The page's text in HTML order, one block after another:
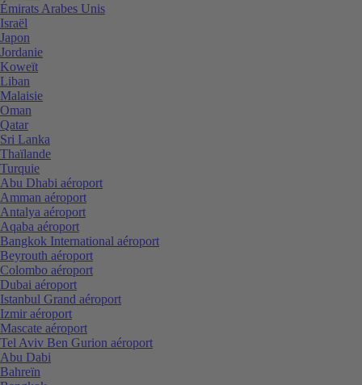
Émirats Arabes Unis
Israël
Japon
Jordanie
Koweït
Liban
Malaisie
Oman
Qatar
Sri Lanka
Thaïlande
Turquie
Abu Dhabi aéroport
Amman aéroport
Antalya aéroport
Aqaba aéroport
Bangkok International aéroport
Beyrouth aéroport
Colombo aéroport
Dubai aéroport
Istanbul Grand aéroport
Izmir aéroport
Mascate aéroport
Tel Aviv Ben Gurion aéroport
Abu Dabi
Bahreïn